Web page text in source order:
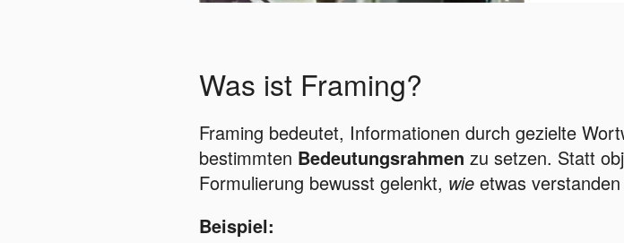
Was ist Framing?
Framing bedeutet, Informationen durch gezielte
bestimmten Bedeutungsrahmen zu setzen. Statt
Formulierung bewusst gelenkt, wie etwas
Beispiel: